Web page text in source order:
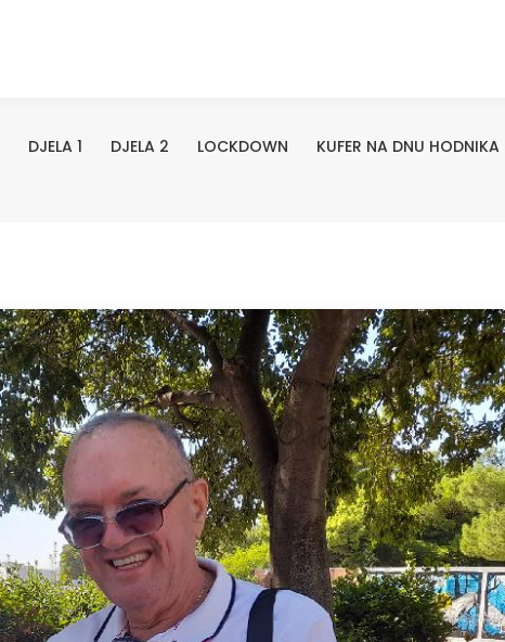
DJELA 1 DJELA 2 LOCKDOWN KUFER NA DNU HODNIKA